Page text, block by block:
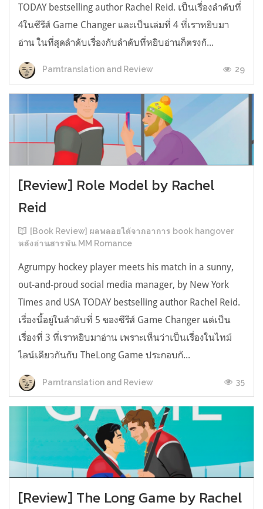
TODAY bestselling author Rachel Reid. เป็นเรื่องลำดับที่
4ในซีรีส์ Game Changer และเป็นเล่มที่ 4 ที่เราหยิบมา
อ่าน ในที่สุดลำดับเรื่องกับลำดับที่หยิบอ่านก็ตรงกั...
Parntranslation and Review 29
[Review] Role Model by Rachel
Reid
[Book Review] ผลพลอยได้จากอาการ book hangover
หลังอ่านสารพัน MM Romance
Agrumpy hockey player meets his match in a sunny,
out-and-proud social media manager, by New York
Times and USA TODAY bestselling author Rachel Reid.
เรื่องนี้อยู่ในลำดับที่ 5 ของซีรีส์ Game Changer แต่เป็น
เรื่องที่ 3 ที่เราหยิบมาอ่าน เพราะเห็นว่าเป็นเรื่องในไทม์
ไลน์เดียวกันกับ TheLong Game ประกอบกั...
Parntranslation and Review 35
[Review] The Long Game by Rachel